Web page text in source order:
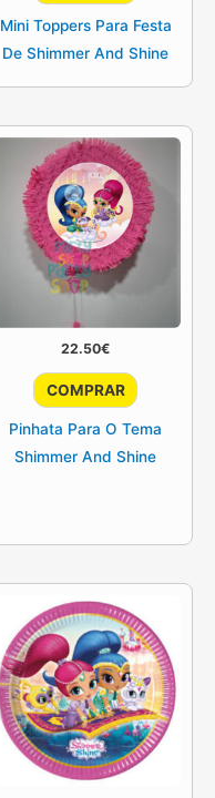
Mini Toppers Para Festa
De Shimmer And Shine
22.50€
COMPRAR
Pinhata Para O Tema
Shimmer And Shine